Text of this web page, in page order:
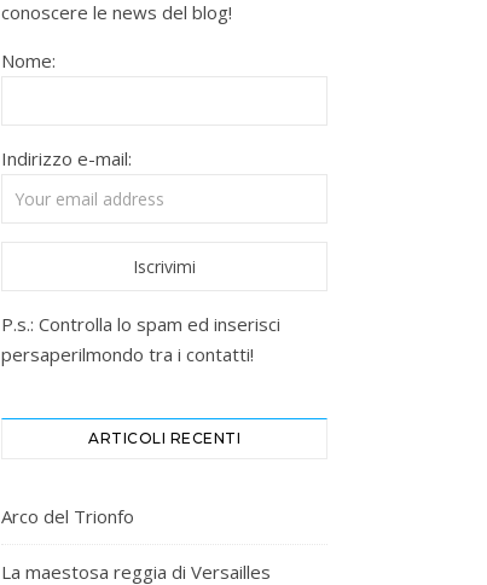
conoscere le news del blog!
Nome:
Indirizzo e-mail:
P.s.: Controlla lo spam ed inserisci
persaperilmondo tra i contatti!
ARTICOLI RECENTI
Arco del Trionfo
La maestosa reggia di Versailles